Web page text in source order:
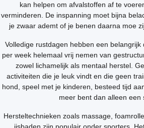
kan helpen om afvalstoffen af te
verminderen. De inspanning moet bijna
je zwaar ademt of je benen daarna moe
Volledige rustdagen hebben een belangrijk
per week helemaal vrij nemen van
zowel lichamelijk als mentaal herstel.
activiteiten die je leuk vindt en die geen
hond, speel met je kinderen, besteed tijd
meer bent dan alleen een
Hersteltechnieken zoals massage,